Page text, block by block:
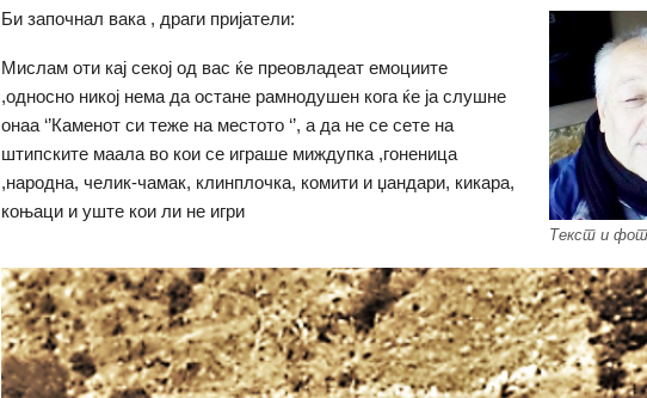
Текст и
Би започнал вака , драги пријатели:
Мислам оти кај секој од вас ќе преовладеат емоциите
,односно никој нема да остане рамнодушен кога ќе ја слушне
онаа ‘’Каменот си теже на местото ‘’, а да не се сете на
штипските маала во кои се играше миждупка ,гоненица
,народна, челик-чамак, клинплочка, комити и џандари, кикара,
коњаци и уште кои ли не игри